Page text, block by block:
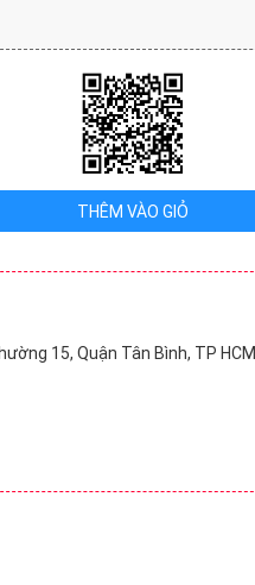
Đức (1)
2 triệu - 5 triệu VNĐ (73)
15, Quận Tân Bình, TP HCM